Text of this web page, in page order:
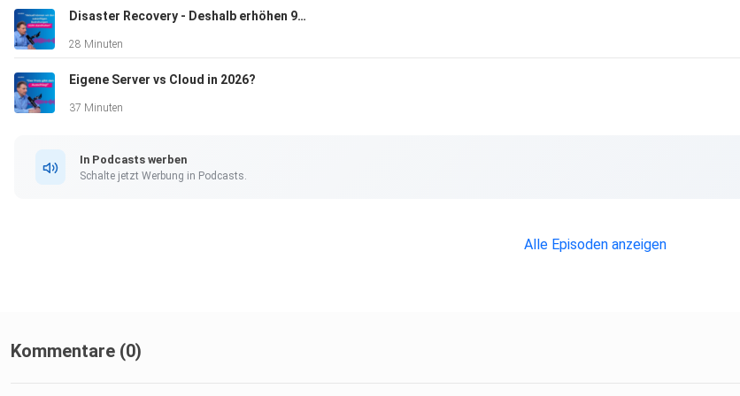
Disaster Recovery - Deshalb erhöhen 90% der Unternehmen die Budgets
28 Minuten
Eigene Server vs Cloud in 2026?
37 Minuten
In Podcasts werben
Schalte jetzt Werbung in Podcasts.
Alle Episoden anzeigen
Kommentare (0)